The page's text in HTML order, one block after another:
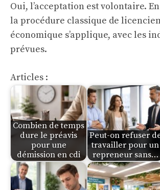
Oui, l’acceptation est volontaire.
la procédure classique de
économique s’applique, avec les
prévues.
Articles :
Combien de temps
dure le préavis
pour une
démission en cdi
Peut-on refuser
travailler pour un
repreneur sans…